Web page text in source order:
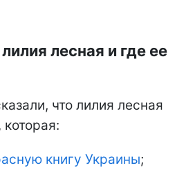
лесная и где ее
что лилия лесная
книгу Украины;